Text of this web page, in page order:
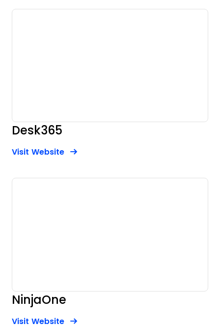
Desk365
Visit WebsiteOpens New Window
NinjaOne
Visit WebsiteOpens New Window